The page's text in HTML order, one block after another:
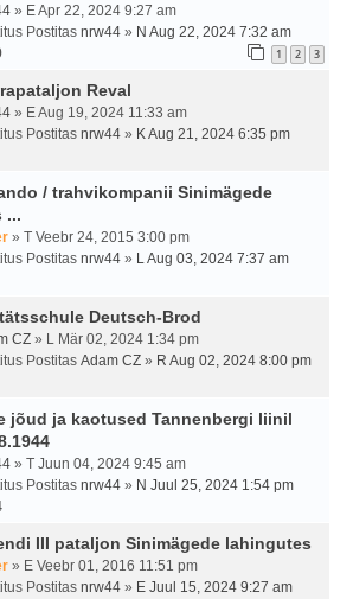
» E Apr 22, 2024 9:27 am
Postitas nrw44 » N Aug 22, 2024 7:32 am
1 2 3
Reval
» E Aug 19, 2024 11:33 am
Postitas nrw44 » K Aug 21, 2024 6:35 pm
/ trahvikompanii Sinimägede
...
» T Veebr 24, 2015 3:00 pm
Postitas nrw44 » L Aug 03, 2024 7:37 am
Deutsch-Brod
CZ » L Mär 02, 2024 1:34 pm
Postitas Adam CZ » R Aug 02, 2024 8:00 pm
jõud ja kaotused Tannenbergi liinil
» T Juun 04, 2024 9:45 am
Postitas nrw44 » N Juul 25, 2024 1:54 pm
III pataljon Sinimägede lahingutes
» E Veebr 01, 2016 11:51 pm
Postitas nrw44 » E Juul 15, 2024 9:27 am